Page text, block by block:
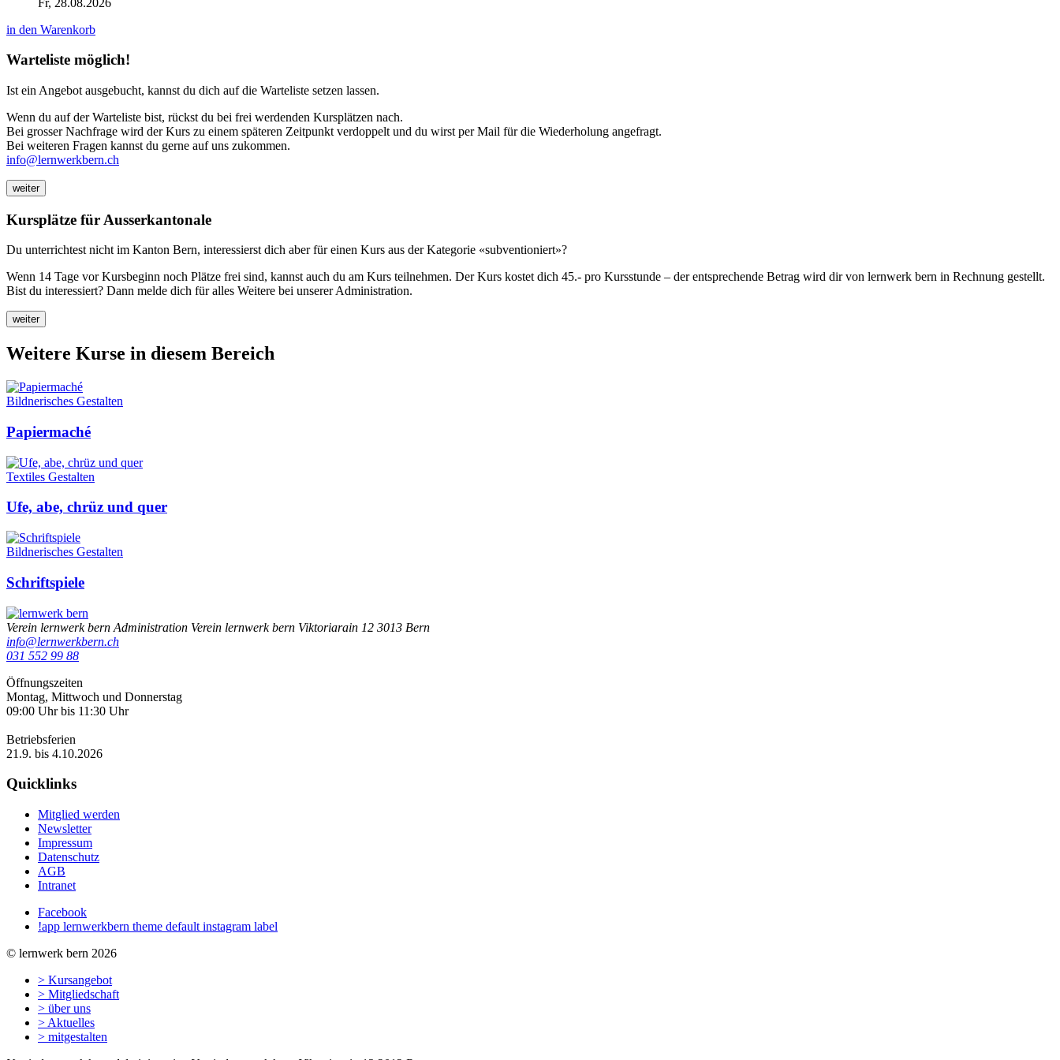
in den Warenkorb
Warteliste möglich!
Ist ein Angebot ausgebucht, kannst du dich auf die Warteliste setzen lassen.
Wenn du auf der Warteliste bist, rückst du bei frei werdenden Kursplätzen nach.
Bei grosser Nachfrage wird der Kurs zu einem späteren Zeitpunkt verdoppelt und du wirst per Mail für die Wiederholung angefragt.
Bei weiteren Fragen kannst du gerne auf uns zukommen.
info@lernwerkbern.ch
weiter
Kursplätze für Ausserkantonale
Du unterrichtest nicht im Kanton Bern, interessierst dich aber für einen Kurs aus der Kategorie «subventioniert»?
Wenn 14 Tage vor Kursbeginn noch Plätze frei sind, kannst auch du am Kurs teilnehmen. Der Kurs kostet dich 45.- pro Kursstunde – der entsprechende Betrag wird dir von lernwerk bern in Rechnung gestellt.
Bist du interessiert? Dann melde dich für alles Weitere bei unserer Administration.
weiter
Weitere Kurse in diesem Bereich
Bildnerisches Gestalten
Papiermaché
Textiles Gestalten
Ufe, abe, chrüz und quer
Bildnerisches Gestalten
Schriftspiele
Verein lernwerk bern Administration Verein lernwerk bern Viktoriarain 12 3013 Bern
info@lernwerkbern.ch
031 552 99 88
Öffnungszeiten
Montag, Mittwoch und Donnerstag
09:00 Uhr bis 11:30 Uhr
Betriebsferien
21.9. bis 4.10.2026
Quicklinks
Mitglied werden
Newsletter
Impressum
Datenschutz
AGB
Intranet
Facebook
!app lernwerkbern theme default instagram label
© lernwerk bern 2026
> Kursangebot
> Mitgliedschaft
> über uns
> Aktuelles
> mitgestalten